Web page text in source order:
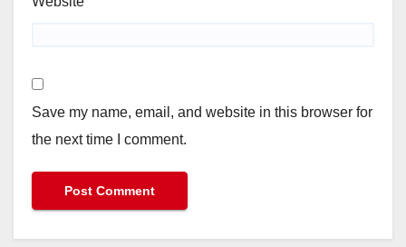
Save my name, email, and website in this browser for
the next time I comment.